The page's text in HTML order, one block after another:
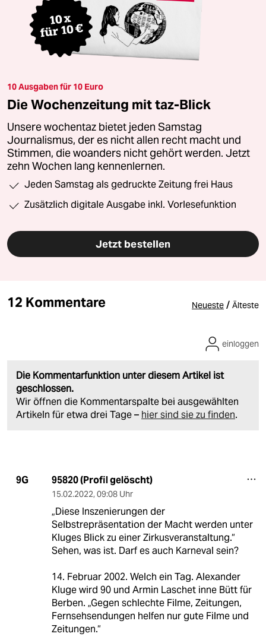
10 Ausgaben für 10 Euro
Die Wochenzeitung mit taz-Blick
Unsere wochentaz bietet jeden Samstag
Journalismus, der es nicht allen recht macht und
Stimmen, die woanders nicht gehört werden. Jetzt
zehn Wochen lang kennenlernen.
Jeden Samstag als gedruckte Zeitung frei Haus
Zusätzlich digitale Ausgabe inkl. Vorlesefunktion
Jetzt bestellen
12 Kommentare Neueste / Älteste
Die Kommentarfunktion unter diesem Artikel ist
geschlossen.
Wir öffnen die Kommentarspalte bei ausgewählten
Artikeln für etwa drei Tage – hier sind sie zu finden.
einloggen
9G 95820 (Profil gelöscht)
15.02.2022, 09:08 Uhr
„Diese Inszenierungen der
Selbstrepräsentation der Macht werden unter
Kluges Blick zu einer Zirkusveranstaltung.“
Sehen, was ist. Darf es auch Karneval sein?
14. Februar 2002. Welch ein Tag. Alexander
Kluge wird 90 und Armin Laschet inne Bütt für
Berben. „Gegen schlechte Filme, Zeitungen,
Fernsehsendungen helfen nur gute Filme und
Zeitungen.“